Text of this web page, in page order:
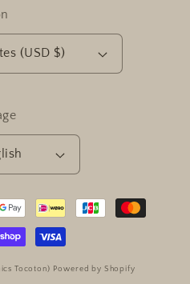
(USD $)
Tocoton) Powered by Shopify